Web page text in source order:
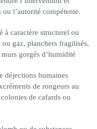
ou l’autorité compétente.
à caractère structurel ou
gaz, planchers fragilisés,
gorgés d’humidité
déjections humaines
de rongeurs au
de cafards ou